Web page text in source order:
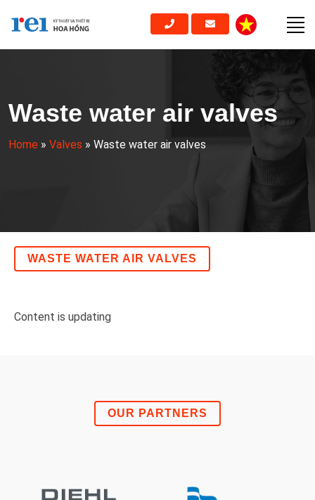
Waste water air valves
Home » Valves » Waste water air valves
WASTE WATER AIR VALVES
Content is updating
OUR PARTNERS